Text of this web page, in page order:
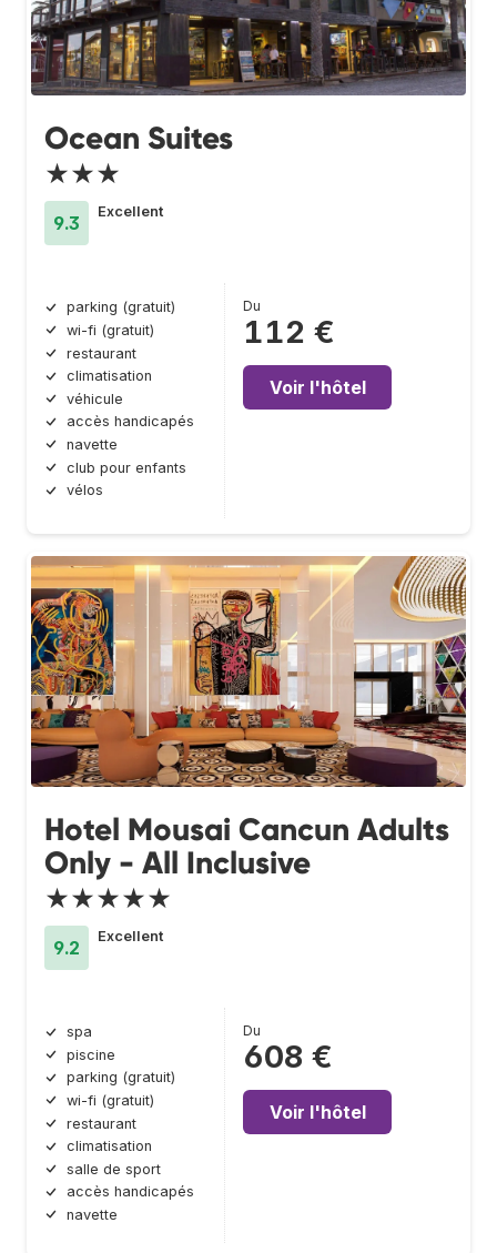
Ocean Suites
★★★
9.3
Excellent
parking (gratuit)
wi-fi (gratuit)
restaurant
climatisation
véhicule
accès handicapés
navette
club pour enfants
vélos
Du
112 €
Voir l'hôtel
Hotel Mousai Cancun Adults
Only - All Inclusive
★★★★★
9.2
Excellent
spa
piscine
parking (gratuit)
wi-fi (gratuit)
restaurant
climatisation
salle de sport
accès handicapés
navette
Du
608 €
Voir l'hôtel